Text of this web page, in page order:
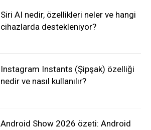
Siri AI nedir, özellikleri neler ve hangi
cihazlarda destekleniyor?
Instagram Instants (Şipşak) özelliği
nedir ve nasıl kullanılır?
Android Show 2026 özeti: Android